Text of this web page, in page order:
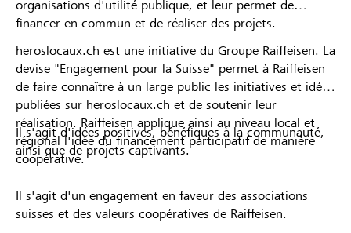
organisations d'utilité publique, et leur permet de
financer en commun et de réaliser des projets.
heroslocaux.ch est une initiative du Groupe Raiffeisen. La
devise "Engagement pour la Suisse" permet à Raiffeisen
de faire connaître à un large public les initiatives et idées
publiées sur heroslocaux.ch et de soutenir leur
réalisation. Raiffeisen applique ainsi au niveau local et
régional l'idée du financement participatif de manière
coopérative.
Il s'agit d'idées positives, bénéfiques à la communauté,
ainsi que de projets captivants.
Il s'agit d'un engagement en faveur des associations
suisses et des valeurs coopératives de Raiffeisen.